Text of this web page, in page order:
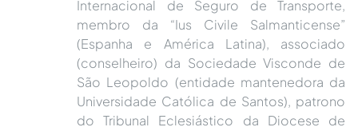
Internacional de Seguro de Transporte,
membro da “Ius Civile Salmanticense”
(Espanha e América Latina), associado
(conselheiro) da Sociedade Visconde de
São Leopoldo (entidade mantenedora da
Universidade Católica de Santos), patrono
do Tribunal Eclesiástico da Diocese de